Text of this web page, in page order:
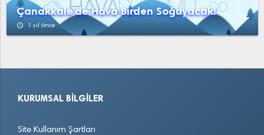
Çanakkale'de Hava Birden Soğuyacak!
access_time 1 yıl önce
KURUMSAL BILGILER
Site Kullanım Şartları